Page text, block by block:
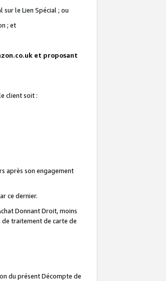
le Lien Spécial ; ou
; et
et proposant
client soit :
après son engagement
ce dernier.
Donnant Droit, moins
traitement de carte de
du présent Décompte de